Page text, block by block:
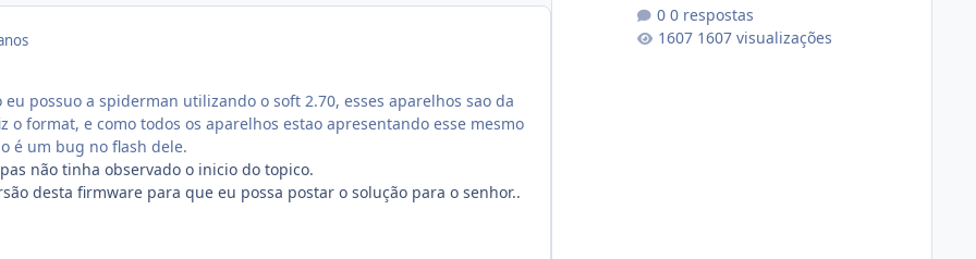
possuo a spiderman utilizando o soft 2.70, esses aparelhos sao da
o format, e como todos os aparelhos estao apresentando esse mesmo
é um bug no flash dele.
não tinha observado o inicio do topico.
desta firmware para que eu possa postar o solução para o senhor..
0 respostas
1607 visualizações